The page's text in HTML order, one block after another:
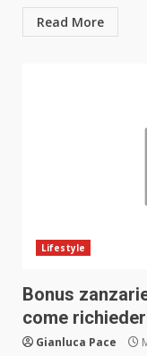
Read More
Lifestyle
Bonus
come
Gianluca Pace